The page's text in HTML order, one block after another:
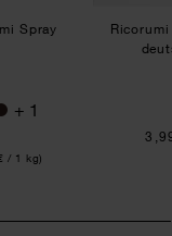
Spray
+ 1
/ 1 kg)